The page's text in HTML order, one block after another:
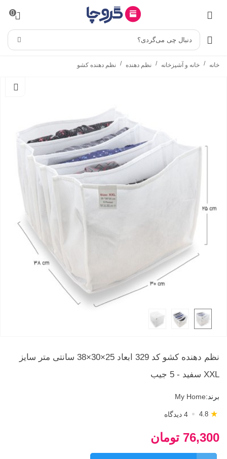
0
دنبال چی می‌گردی؟
خانه / خانه و آشپزخانه / نظم دهنده / نظم دهنده کشو
نظم دهنده کشو کد 329 ابعاد 25×30×38 سانتی‌ متر سایز
XXL سفید - 5 جیب
برند:My Home
4.8 ★ 4 دیدگاه
76,300 تومان